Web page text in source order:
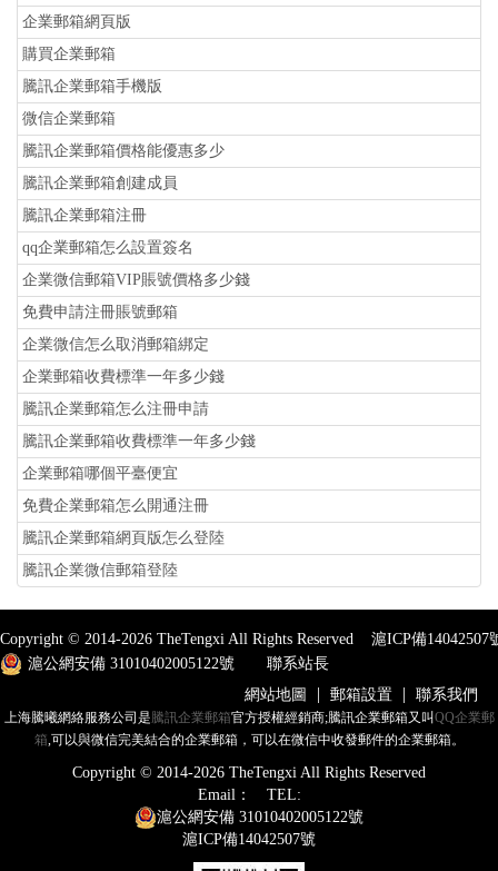
企業郵箱網頁版
購買企業郵箱
騰訊企業郵箱手機版
微信企業郵箱
騰訊企業郵箱價格能優惠多少
騰訊企業郵箱創建成員
騰訊企業郵箱注冊
qq企業郵箱怎么設置簽名
企業微信郵箱VIP賬號價格多少錢
免費申請注冊賬號郵箱
企業微信怎么取消郵箱綁定
企業郵箱收費標準一年多少錢
騰訊企業郵箱怎么注冊申請
騰訊企業郵箱收費標準一年多少錢
企業郵箱哪個平臺便宜
免費企業郵箱怎么開通注冊
騰訊企業郵箱網頁版怎么登陸
騰訊企業微信郵箱登陸
Copyright © 2014-2026 TheTengxi All Rights Reserved 滬ICP備14042507
滬公網安備 31010402005122號
聯系站長
網站地圖
| 郵箱設置 | 聯系我們
上海騰曦網絡服務公司是 騰訊企業郵箱官方授權經銷商;騰訊企業郵箱又叫QQ企業郵
箱,可以與微信完美結合的企業郵箱，可以在微信中收發郵件的企業郵箱。
Copyright © 2014-2026 TheTengxi All Rights Reserved
Email：
TEL:
滬公網安備 31010402005122號
滬ICP備14042507號